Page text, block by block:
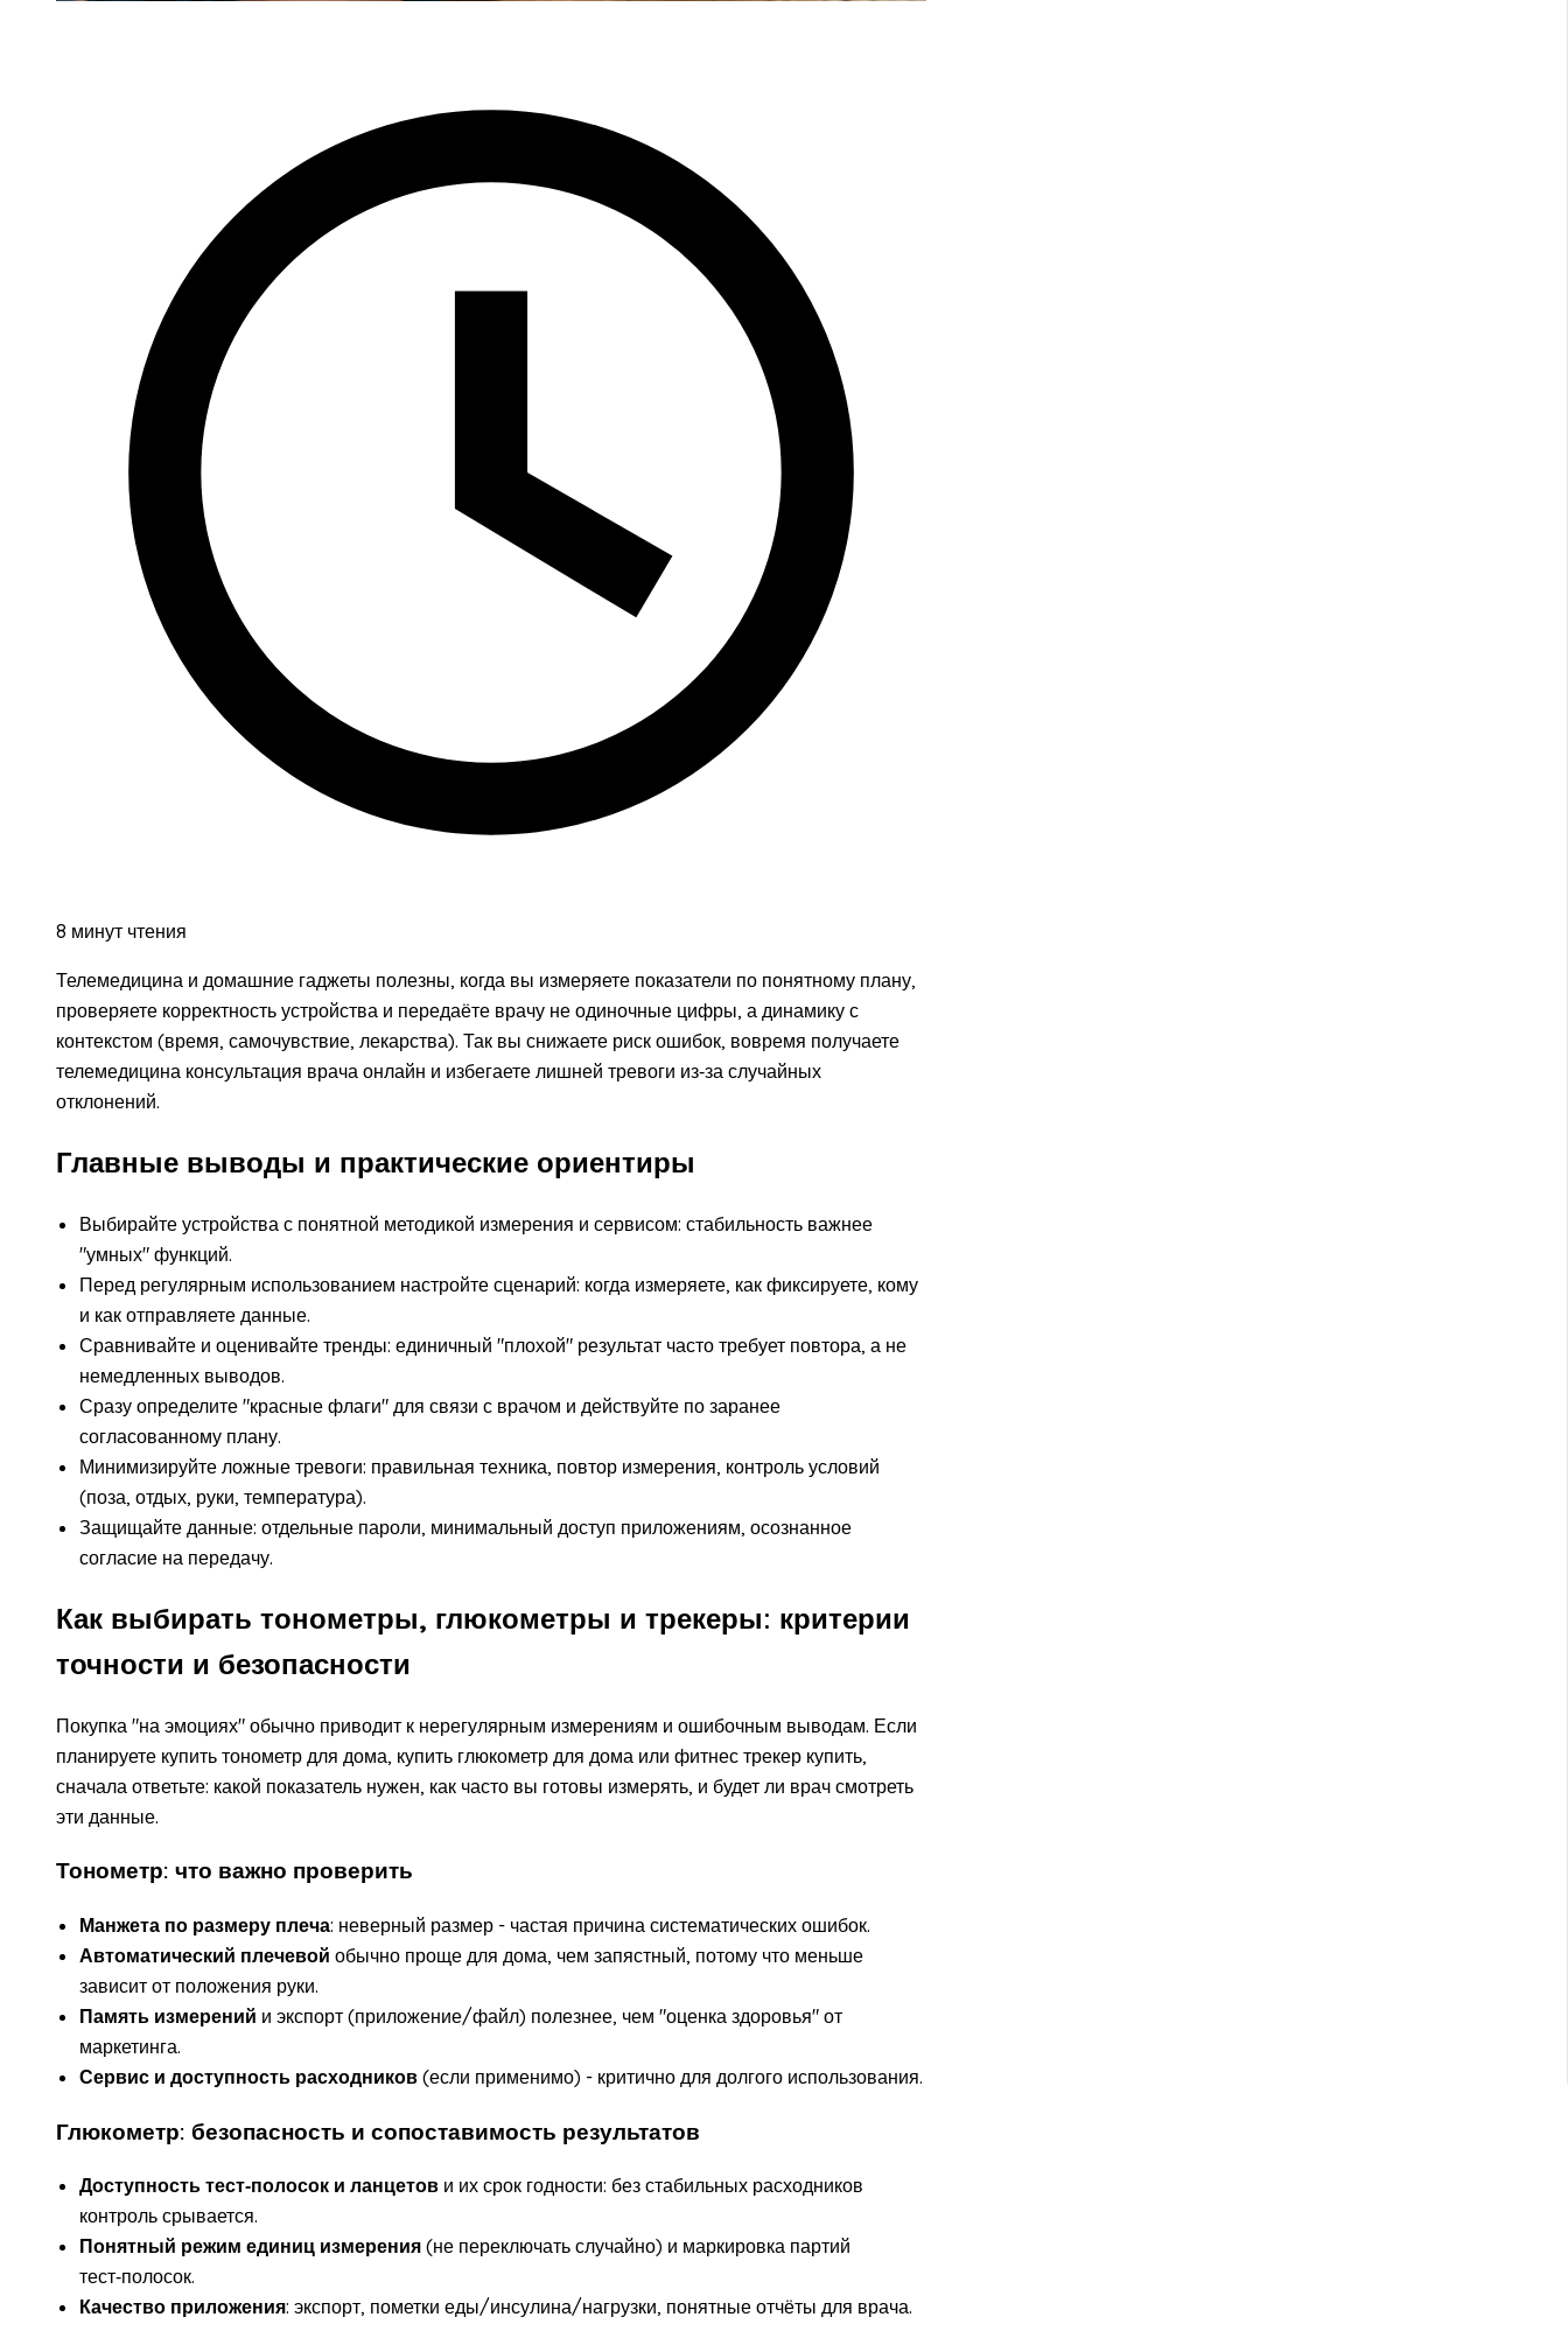
8 минут чтения
Телемедицина и домашние гаджеты полезны, когда вы измеряете показатели по понятному плану,
проверяете корректность устройства и передаёте врачу не одиночные цифры, а динамику с
контекстом (время, самочувствие, лекарства). Так вы снижаете риск ошибок, вовремя получаете
телемедицина консультация врача онлайн и избегаете лишней тревоги из‑за случайных
отклонений.
Главные выводы и практические ориентиры
Выбирайте устройства с понятной методикой измерения и сервисом: стабильность важнее
"умных" функций.
Перед регулярным использованием настройте сценарий: когда измеряете, как фиксируете, кому
и как отправляете данные.
Сравнивайте и оценивайте тренды: единичный "плохой" результат часто требует повтора, а не
немедленных выводов.
Сразу определите "красные флаги" для связи с врачом и действуйте по заранее
согласованному плану.
Минимизируйте ложные тревоги: правильная техника, повтор измерения, контроль условий
(поза, отдых, руки, температура).
Защищайте данные: отдельные пароли, минимальный доступ приложениям, осознанное
согласие на передачу.
Как выбирать тонометры, глюкометры и трекеры: критерии
точности и безопасности
Покупка "на эмоциях" обычно приводит к нерегулярным измерениям и ошибочным выводам. Если
планируете купить тонометр для дома, купить глюкометр для дома или фитнес трекер купить,
сначала ответьте: какой показатель нужен, как часто вы готовы измерять, и будет ли врач смотреть
эти данные.
Тонометр: что важно проверить
Манжета по размеру плеча: неверный размер - частая причина систематических ошибок.
Автоматический плечевой обычно проще для дома, чем запястный, потому что меньше
зависит от положения руки.
Память измерений и экспорт (приложение/файл) полезнее, чем "оценка здоровья" от
маркетинга.
Сервис и доступность расходников (если применимо) - критично для долгого использования.
Глюкометр: безопасность и сопоставимость результатов
Доступность тест‑полосок и ланцетов и их срок годности: без стабильных расходников
контроль срывается.
Понятный режим единиц измерения (не переключать случайно) и маркировка партий
тест‑полосок.
Качество приложения: экспорт, пометки еды/инсулина/нагрузки, понятные отчёты для врача.